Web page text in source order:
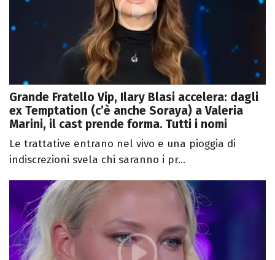
Grande Fratello Vip, Ilary Blasi accelera: dagli
ex Temptation (c’è anche Soraya) a Valeria
Marini, il cast prende forma. Tutti i nomi
Le trattative entrano nel vivo e una pioggia di
indiscrezioni svela chi saranno i pr...